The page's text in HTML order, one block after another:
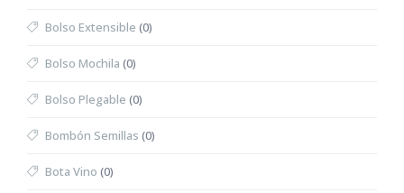
Bolso Extensible (0)
Bolso Mochila (0)
Bolso Plegable (0)
Bombón Semillas (0)
Bota Vino (0)